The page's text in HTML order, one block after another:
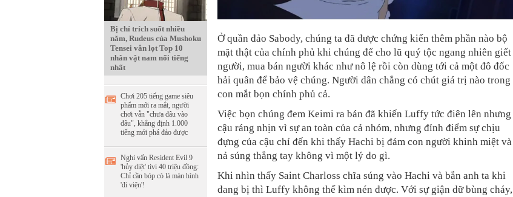
Bị chỉ trích suốt nhiều
năm, Rudeus của Mushoku
Tensei vẫn lọt Top 10
nhân vật nam nổi tiếng
nhất
Chơi 205 tiếng game siêu
phẩm mới ra mắt, người
chơi vẫn "chưa đâu vào
đâu", khẳng định 1.000
tiếng mới phá đảo được
Nghi vấn Resident Evil 9
'hủy diệt' tivi 40 triệu đồng:
Chỉ cần bóp cò là màn hình
'đi viện'!
Ở quần đảo Sabody, chúng ta đã được chứng kiến thêm phần nào bộ
mặt thật của chính phủ khi chúng để cho lũ quý tộc ngang nhiên giết
người, mua bán người khác như nô lệ rồi còn dùng tới cả một đô đốc
hải quân để bảo vệ chúng. Người dân chẳng có chút giá trị nào trong
con mắt bọn chính phủ cả.
Việc bọn chúng đem Keimi ra bán đã khiến Luffy tức điên lên nhưng
cậu ráng nhịn vì sự an toàn của cả nhóm, nhưng đỉnh điểm sự chịu
đựng của cậu chỉ đến khi thấy Hachi bị đám con người khinh miệt và
nả súng thẳng tay không vì một lý do gì.
Khi nhìn thấy Saint Charloss chĩa súng vào Hachi và bắn anh ta khi
đang bị thì Luffy không thể kìm nén được. Với sự giận dữ bùng cháy,